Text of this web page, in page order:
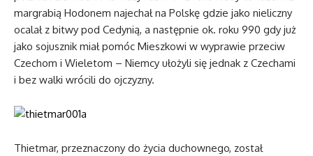
margrabią Hodonem najechał na Polskę gdzie jako nieliczny
ocalał z bitwy pod Cedynią, a następnie ok. roku 990 gdy już
jako sojusznik miał pomóc Mieszkowi w wyprawie przeciw
Czechom i Wieletom – Niemcy ułożyli się jednak z Czechami
i bez walki wrócili do ojczyzny.
Thietmar, przeznaczony do życia duchownego, został